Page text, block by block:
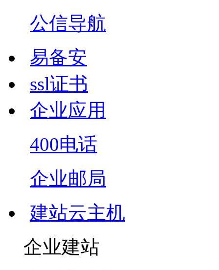
公信导航
易备安
ssl证书
企业应用
400电话
企业邮局
建站云主机
企业建站